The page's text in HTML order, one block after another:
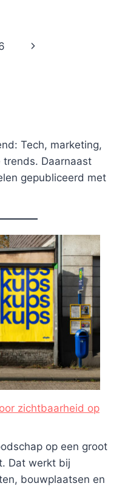
Volgende
Tech, marketing,
Daarnaast
gepubliceerd met
zichtbaarheid op
op een groot
Dat werkt bij
bouwplaatsen en